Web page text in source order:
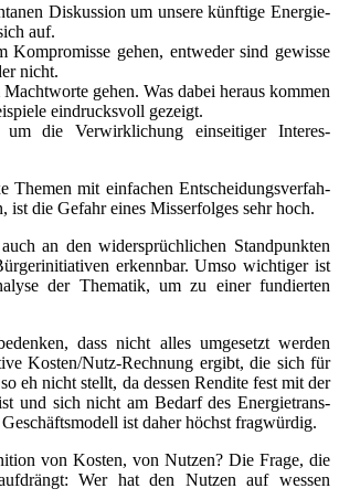
Dis­kus­si­on um unse­re künf­ti­ge Ener­gie­
auf.
Kom­pro­mis­se gehen, ent­we­der sind gewis­se
nicht.
gehen. Was dabei her­aus kom­men
ein­drucks­voll gezeigt.
die Ver­wirk­li­chung ein­sei­ti­ger Inter­es­
The­men mit ein­fa­chen Ent­schei­dungs­ver­fah­
ist die Gefahr eines Miss­erfol­ges sehr hoch.
an den wider­sprüch­li­chen Stand­punk­ten
erkenn­bar. Umso wich­ti­ger ist
der The­ma­tik, um zu einer fun­dier­ten
dass nicht alles umge­setzt wer­den
Kos­ten/­Nutz-Rech­nung ergibt, die sich für
eh nicht stellt, da des­sen Ren­di­te fest mit der
und sich nicht am Bedarf des Ener­gie­trans­
ist daher höchst fragwürdig.
von Kos­ten, von Nut­zen? Die Fra­ge, die
Wer hat den Nut­zen auf wes­sen